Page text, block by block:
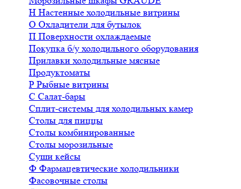
Н Настенные холодильные витрины
О Охладители для бутылок
П Поверхности охлаждаемые
Покупка б/у холодильного оборудования
Прилавки холодильные мясные
Продуктоматы
Р Рыбные витрины
С Салат-бары
Сплит-системы для холодильных камер
Столы для пиццы
Столы комбинированные
Столы морозильные
Суши кейсы
Ф Фармацевтические холодильники
Фасовочные столы